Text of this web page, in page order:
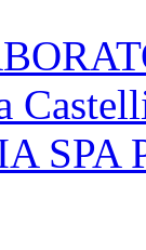
SPA